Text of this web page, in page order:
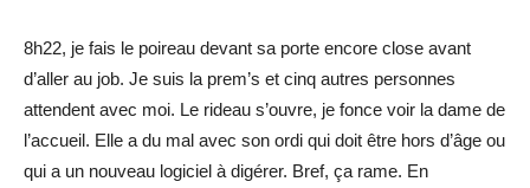
8h22, je fais le poireau devant sa porte encore close avant
d’aller au job. Je suis la prem’s et cinq autres personnes
attendent avec moi. Le rideau s’ouvre, je fonce voir la dame de
l’accueil. Elle a du mal avec son ordi qui doit être hors d’âge ou
qui a un nouveau logiciel à digérer. Bref, ça rame. En